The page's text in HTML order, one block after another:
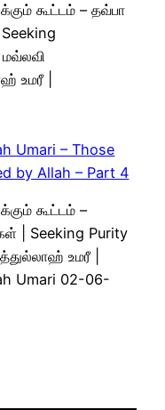
கூட்டம் – தவ்பா
உமரீ |
Umari – Those
by Allah – Part 4
கூட்டம் –
| Seeking Purity
உமரீ |
Umari 02-06-